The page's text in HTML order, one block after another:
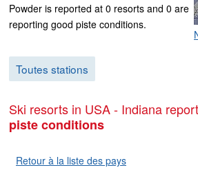
Powder is reported at 0 resorts and 0 are
reporting good piste conditions.
Toutes stations
Ski resorts in USA - Indiana
piste conditions
Retour à la liste des pays